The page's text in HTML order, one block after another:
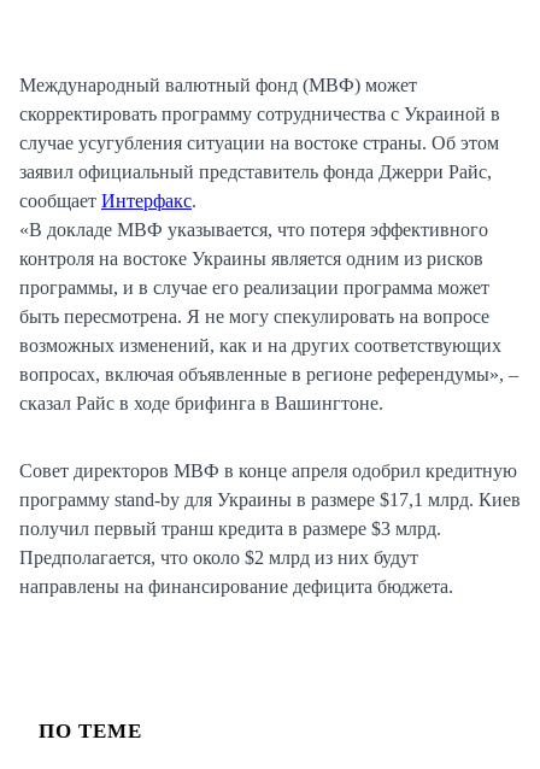
Международный валютный фонд (МВФ) может
скорректировать программу сотрудничества с Украиной в
случае усугубления ситуации на востоке страны. Об этом
заявил официальный представитель фонда Джерри Райс,
сообщает Интерфакс.
«В докладе МВФ указывается, что потеря эффективного
контроля на востоке Украины является одним из рисков
программы, и в случае его реализации программа может
быть пересмотрена. Я не могу спекулировать на вопросе
возможных изменений, как и на других соответствующих
вопросах, включая объявленные в регионе референдумы», –
сказал Райс в ходе брифинга в Вашингтоне.
Совет директоров МВФ в конце апреля одобрил кредитную
программу stand-by для Украины в размере $17,1 млрд. Киев
получил первый транш кредита в размере $3 млрд.
Предполагается, что около $2 млрд из них будут
направлены на финансирование дефицита бюджета.
ПО ТЕМЕ